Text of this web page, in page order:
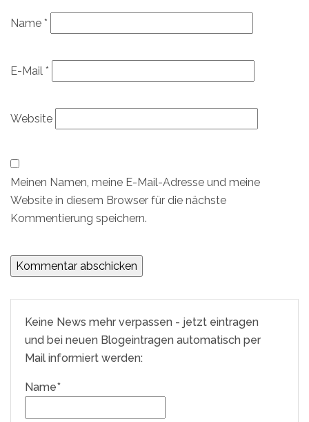
Name *
E-Mail *
Website
Meinen Namen, meine E-Mail-Adresse und meine
Website in diesem Browser für die nächste
Kommentierung speichern.
Keine News mehr verpassen - jetzt eintragen
und bei neuen Blogeintragen automatisch per
Mail informiert werden:
Name*